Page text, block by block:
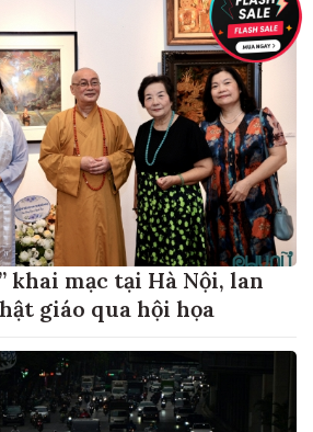
khai mạc tại Hà Nội, lan
giáo qua hội họa